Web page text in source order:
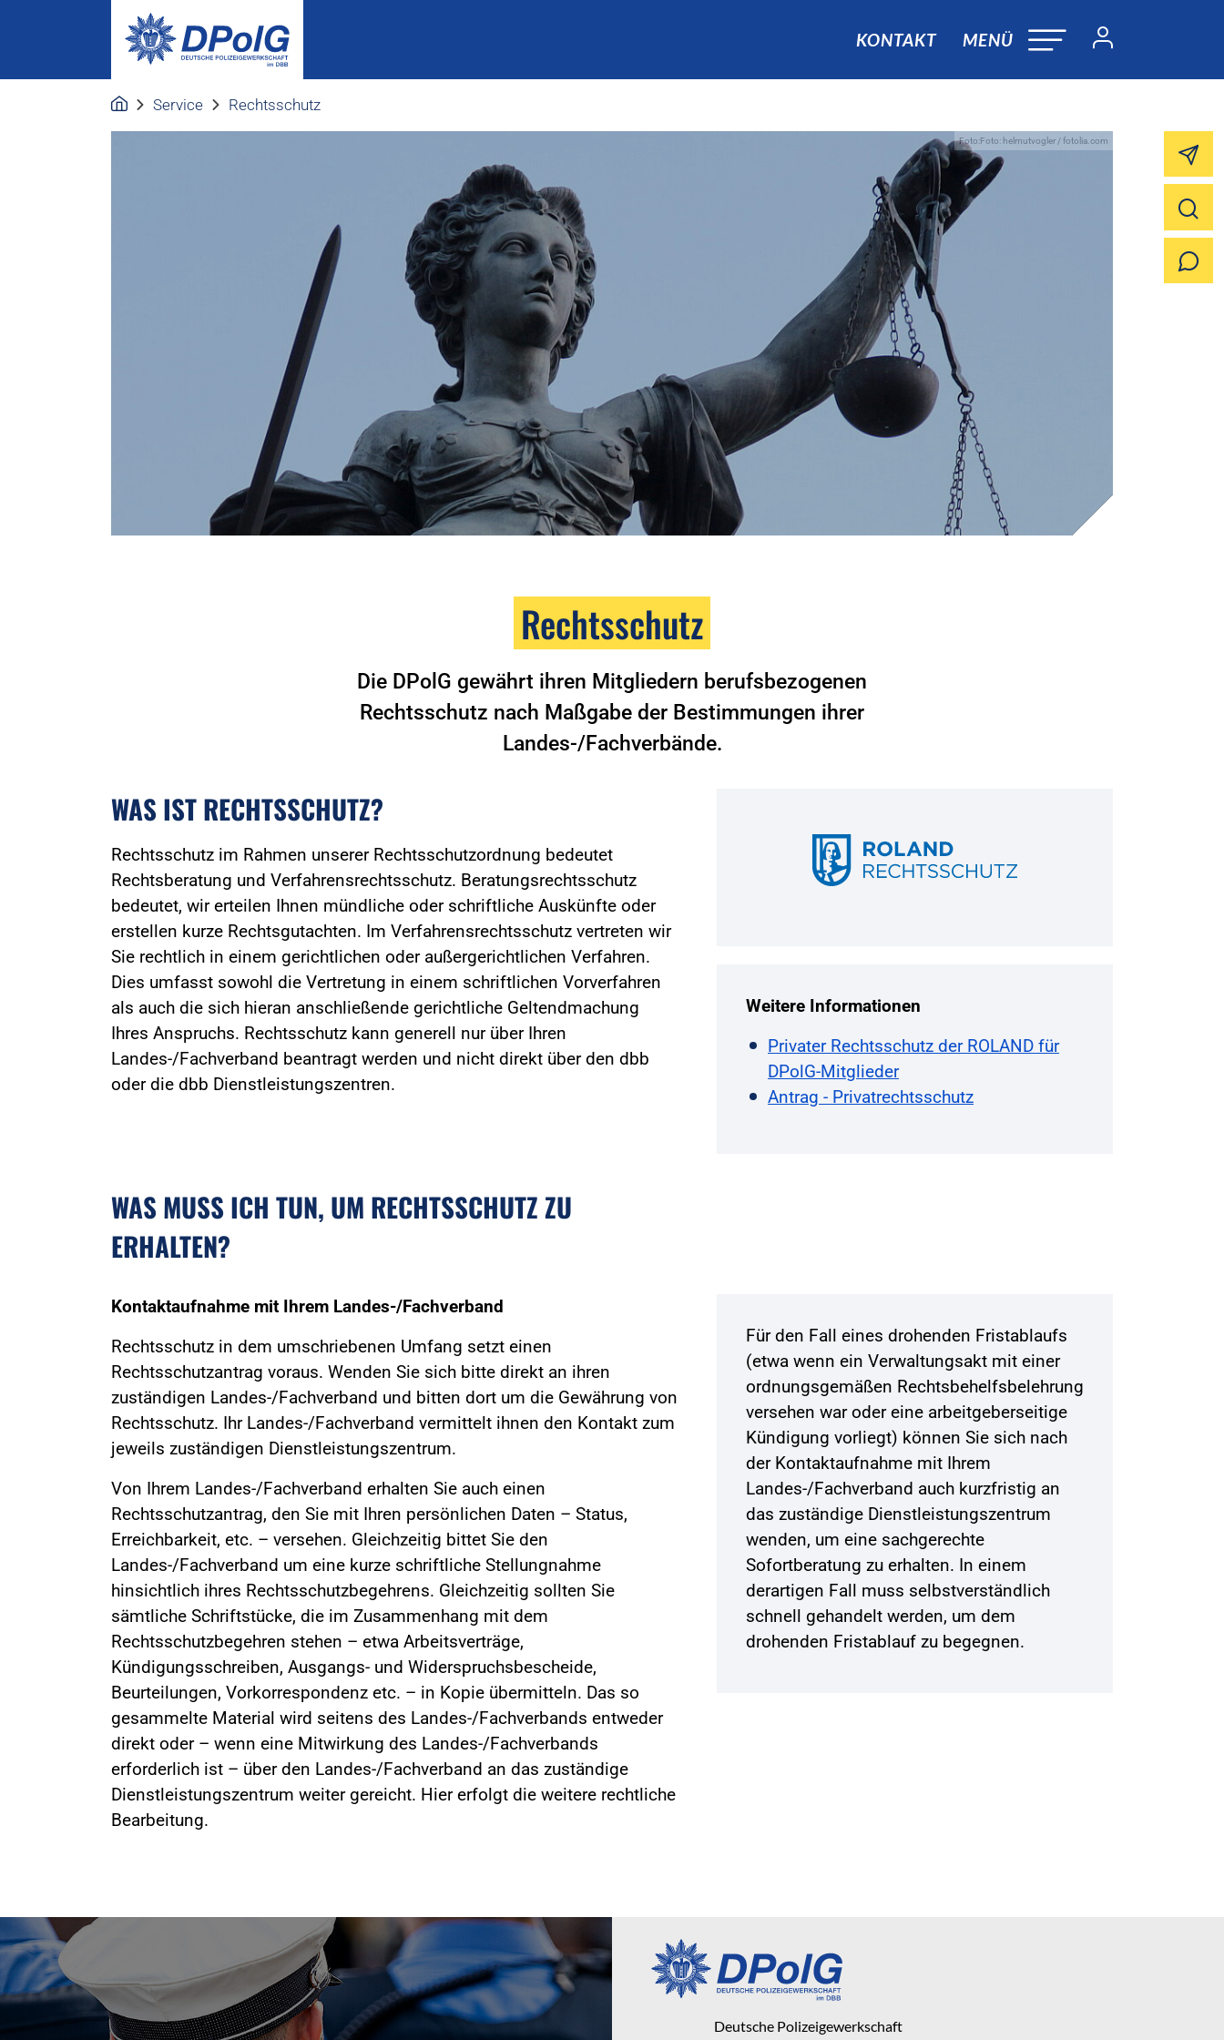
KONTAKT MENÜ
Service Rechtsschutz
Foto:Foto: helmutvogler / fotolia.com
Rechtsschutz
Die DPolG gewährt ihren Mitgliedern berufsbezogenen
Rechtsschutz nach Maßgabe der Bestimmungen ihrer
Landes-/Fachverbände.
WAS IST RECHTSSCHUTZ?
Rechtsschutz im Rahmen unserer Rechtsschutzordnung bedeutet
Rechtsberatung und Verfahrensrechtsschutz. Beratungsrechtsschutz
bedeutet, wir erteilen Ihnen mündliche oder schriftliche Auskünfte oder
erstellen kurze Rechtsgutachten. Im Verfahrensrechtsschutz vertreten wir
Sie rechtlich in einem gerichtlichen oder außergerichtlichen Verfahren.
Dies umfasst sowohl die Vertretung in einem schriftlichen Vorverfahren
als auch die sich hieran anschließende gerichtliche Geltendmachung
Ihres Anspruchs. Rechtsschutz kann generell nur über Ihren
Landes-/Fachverband beantragt werden und nicht direkt über den dbb
oder die dbb Dienstleistungszentren.
Weitere Informationen
Privater Rechtsschutz der ROLAND für
DPolG-Mitglieder
Antrag - Privatrechtsschutz
WAS MUSS ICH TUN, UM RECHTSSCHUTZ ZU
ERHALTEN?
Kontaktaufnahme mit Ihrem Landes-/Fachverband
Rechtsschutz in dem umschriebenen Umfang setzt einen
Rechtsschutzantrag voraus. Wenden Sie sich bitte direkt an ihren
zuständigen Landes-/Fachverband und bitten dort um die Gewährung von
Rechtsschutz. Ihr Landes-/Fachverband vermittelt ihnen den Kontakt zum
jeweils zuständigen Dienstleistungszentrum.
Von Ihrem Landes-/Fachverband erhalten Sie auch einen
Rechtsschutzantrag, den Sie mit Ihren persönlichen Daten – Status,
Erreichbarkeit, etc. – versehen. Gleichzeitig bittet Sie den
Landes-/Fachverband um eine kurze schriftliche Stellungnahme
hinsichtlich ihres Rechtsschutzbegehrens. Gleichzeitig sollten Sie
sämtliche Schriftstücke, die im Zusammenhang mit dem
Rechtsschutzbegehren stehen – etwa Arbeitsverträge,
Kündigungsschreiben, Ausgangs- und Widerspruchsbescheide,
Beurteilungen, Vorkorrespondenz etc. – in Kopie übermitteln. Das so
gesammelte Material wird seitens des Landes-/Fachverbands entweder
direkt oder – wenn eine Mitwirkung des Landes-/Fachverbands
erforderlich ist – über den Landes-/Fachverband an das zuständige
Dienstleistungszentrum weiter gereicht. Hier erfolgt die weitere rechtliche
Bearbeitung.
Für den Fall eines drohenden Fristablaufs
(etwa wenn ein Verwaltungsakt mit einer
ordnungsgemäßen Rechtsbehelfsbelehrung
versehen war oder eine arbeitgeberseitige
Kündigung vorliegt) können Sie sich nach
der Kontaktaufnahme mit Ihrem
Landes-/Fachverband auch kurzfristig an
das zuständige Dienstleistungszentrum
wenden, um eine sachgerechte
Sofortberatung zu erhalten. In einem
derartigen Fall muss selbstverständlich
schnell gehandelt werden, um dem
drohenden Fristablauf zu begegnen.
Deutsche Polizeigewerkschaft